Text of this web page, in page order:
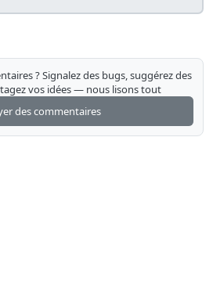
? Signalez des bugs, suggérez des
vos idées — nous lisons tout
des commentaires